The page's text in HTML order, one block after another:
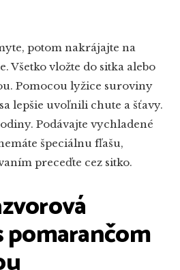
potom nakrájajte na
Všetko vložte do sitka alebo
Pomocou lyžice suroviny
lepšie uvoľnili chute a šťavy.
Podávajte vychladené
špeciálnu fľašu,
preceďte cez sitko.
pomarančom